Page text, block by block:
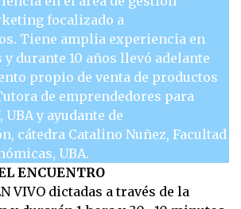
focalizado a
Tiene amplia experiencia en
durante 10 años llevó adelante
propio de venta de productos
de emprendedores para
UBA y ayudante de
cátedra Catalino Nuñez, Facultad
UBA.
ENCUENTRO
VIVO dictadas a través de la